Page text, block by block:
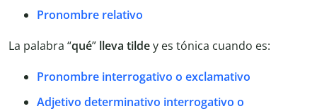
Pronombre relativo
La palabra “qué” lleva tildey es tónica cuando es:
Pronombre interrogativo o exclamativo
Adjetivo determinativo interrogativo o